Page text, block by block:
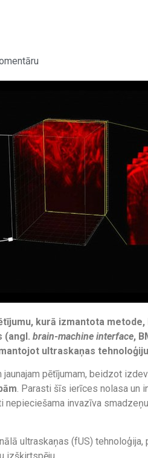
kurā izmantota
(angl. brain-machine interface,
ultraskaņas
pētījumam, beidzot
. Parasti šīs ierīces nolasa un
invazīva
ultraskaņas (fUS)